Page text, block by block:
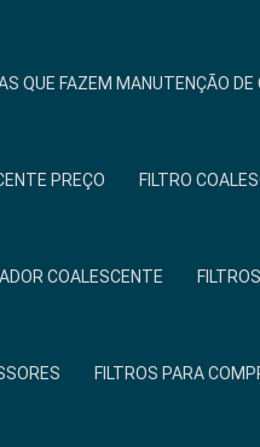
QUE FAZEM MANUTENÇÃO
PREÇO FILTRO
COALESCENTE
FILTROS PARA